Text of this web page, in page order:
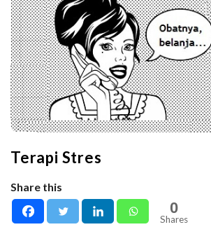
Terapi Stres
Share this
0
Shares